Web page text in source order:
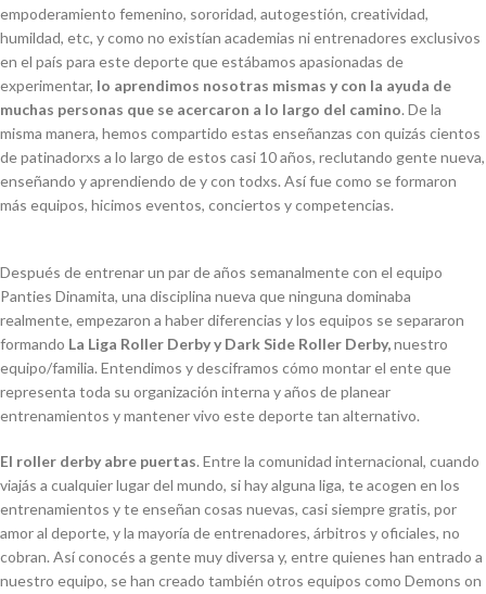
empoderamiento femenino, sororidad, autogestión, creatividad,
humildad, etc, y como no existían academias ni entrenadores exclusivos
en el país para este deporte que estábamos apasionadas de
experimentar, lo aprendimos nosotras mismas y con la ayuda de
muchas personas que se acercaron a lo largo del camino. De la
misma manera, hemos compartido estas enseñanzas con quizás cientos
de patinadorxs a lo largo de estos casi 10 años, reclutando gente nueva,
enseñando y aprendiendo de y con todxs. Así fue como se formaron
más equipos, hicimos eventos, conciertos y competencias.
Después de entrenar un par de años semanalmente con el equipo
Panties Dinamita, una disciplina nueva que ninguna dominaba
realmente, empezaron a haber diferencias y los equipos se separaron
formando La Liga Roller Derby y Dark Side Roller Derby,nuestro
equipo/familia. Entendimos y desciframos cómo montar el ente que
representa toda su organización interna y años de planear
entrenamientos y mantener vivo este deporte tan alternativo.
El roller derby abre puertas. Entre la comunidad internacional, cuando
viajás a cualquier lugar del mundo, si hay alguna liga, te acogen en los
entrenamientos y te enseñan cosas nuevas, casi siempre gratis, por
amor al deporte, y la mayoría de entrenadores, árbitros y oficiales, no
cobran. Así conocés a gente muy diversa y, entre quienes han entrado a
nuestro equipo, se han creado también otros equipos como Demons on